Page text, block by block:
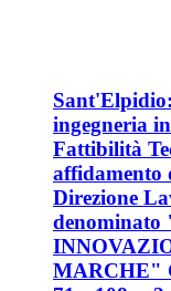
ingegneria
Fattibilità
affidamento
Direzione
MARCHE"